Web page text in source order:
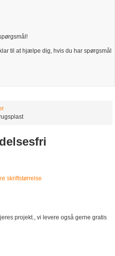
til at hjælpe dig, hvis du har spørgsmål
skriftstørrelse
projekt., vi levere også gerne gratis